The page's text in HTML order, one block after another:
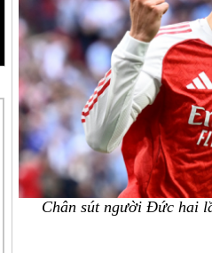
Chân sút người Đức hai